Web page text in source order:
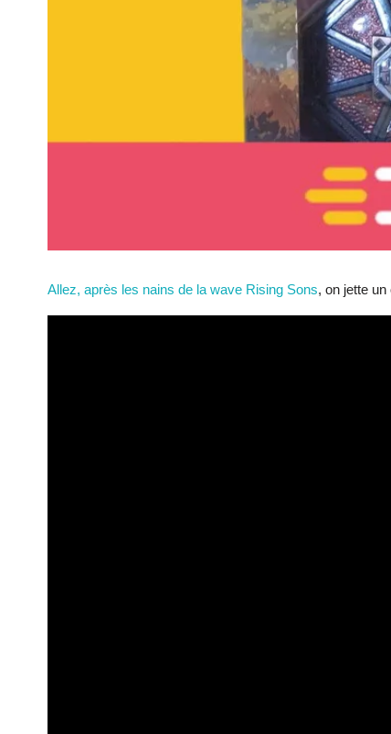
Allez, après les nains de la wave Rising Sons, on jette